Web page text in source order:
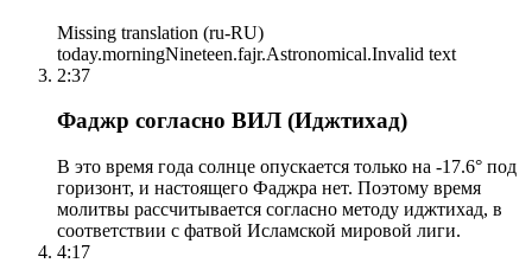
Missing translation (ru-RU)
today.morningNineteen.fajr.Astronomical.Invalid text
2:37
Фаджр согласно ВИЛ (Иджтихад)
В это время года солнце опускается только на -17.6° под
горизонт, и настоящего Фаджра нет. Поэтому время
молитвы рассчитывается согласно методу иджтихад, в
соответствии с фатвой Исламской мировой лиги.
4:17